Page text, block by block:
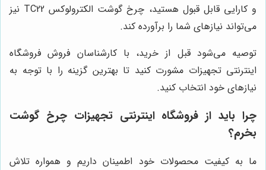
و کارایی قابل قبول هستید، چرخ گوشت الکترولوکس TC22 نیز
می‌تواند نیازهای شما را برآورده کند.
توصیه می‌شود قبل از خرید، با کارشناسان فروش فروشگاه
اینترنتی تجهیزات مشورت کنید تا بهترین گزینه را با توجه به
نیازهای خود انتخاب کنید.
چرا باید از فروشگاه اینترنتی تجهیزات چرخ گوشت
بخرم؟
ما به کیفیت محصولات خود اطمینان داریم و همواره تلاش